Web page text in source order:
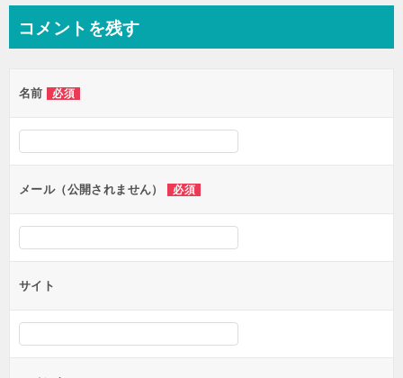
ビ
ー
シ
ョ
ン
コメントを残す
名前 必須
メール（公開されません） 必須
サイト